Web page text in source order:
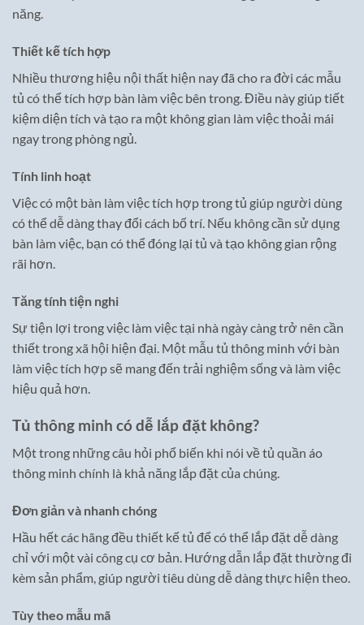
năng.
Thiết kế tích hợp
Nhiều thương hiệu nội thất hiện nay đã cho ra đời các mẫu
tủ có thể tích hợp bàn làm việc bên trong. Điều này giúp tiết
kiệm diện tích và tạo ra một không gian làm việc thoải mái
ngay trong phòng ngủ.
Tính linh hoạt
Việc có một bàn làm việc tích hợp trong tủ giúp người dùng
có thể dễ dàng thay đổi cách bố trí. Nếu không cần sử dụng
bàn làm việc, bạn có thể đóng lại tủ và tạo không gian rộng
rãi hơn.
Tăng tính tiện nghi
Sự tiện lợi trong việc làm việc tại nhà ngày càng trở nên cần
thiết trong xã hội hiện đại. Một mẫu tủ thông minh với bàn
làm việc tích hợp sẽ mang đến trải nghiệm sống và làm việc
hiệu quả hơn.
Tủ thông minh có dễ lắp đặt không?
Một trong những câu hỏi phổ biến khi nói về tủ quần áo
thông minh chính là khả năng lắp đặt của chúng.
Đơn giản và nhanh chóng
Hầu hết các hãng đều thiết kế tủ để có thể lắp đặt dễ dàng
chỉ với một vài công cụ cơ bản. Hướng dẫn lắp đặt thường đi
kèm sản phẩm, giúp người tiêu dùng dễ dàng thực hiện theo.
Tùy theo mẫu mã